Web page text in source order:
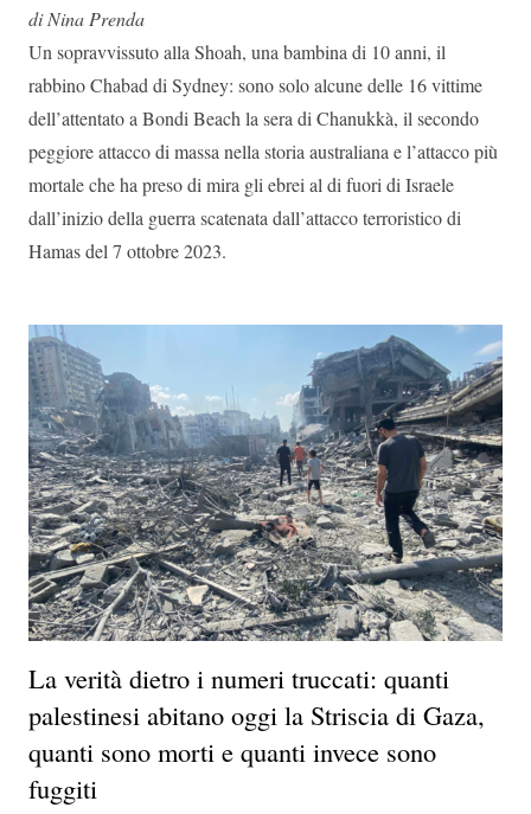
di Nina Prenda
Un sopravvissuto alla Shoah, una bambina di 10 anni, il
rabbino Chabad di Sydney: sono solo alcune delle 16 vittime
dell’attentato a Bondi Beach la sera di Chanukkà, il secondo
peggiore attacco di massa nella storia australiana e l’attacco più
mortale che ha preso di mira gli ebrei al di fuori di Israele
dall’inizio della guerra scatenata dall’attacco terroristico di
Hamas del 7 ottobre 2023.
La verità dietro i numeri truccati: quanti
palestinesi abitano oggi la Striscia di Gaza,
quanti sono morti e quanti invece sono
fuggiti